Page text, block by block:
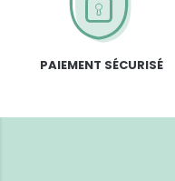
PAIEMENT SÉCURISÉ